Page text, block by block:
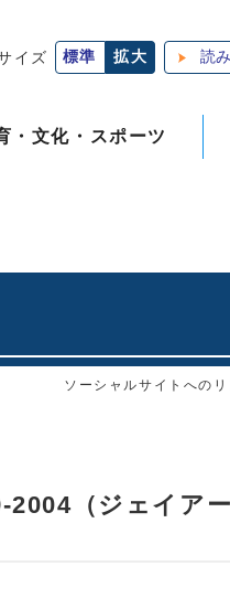
イズ 標準 拡大 読
・文化・スポーツ
ソーシャルサイトへの
2004（ジェイア